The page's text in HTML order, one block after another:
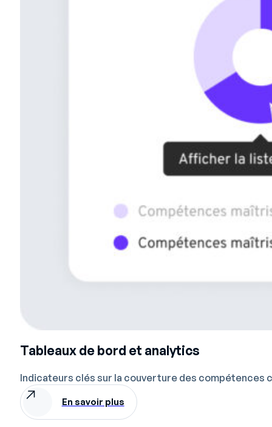
Tableaux de bord et analytics
Indicateurs clés sur la couverture des
En savoir plus